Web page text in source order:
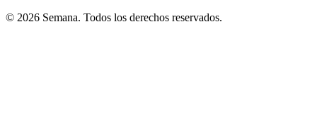
© 2026 Semana. Todos los derechos reservados.